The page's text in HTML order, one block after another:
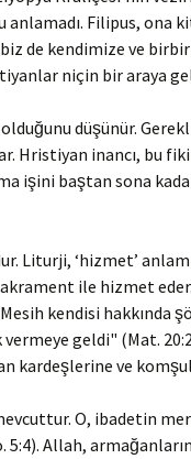
anlamadı. Filipus,
de kendimize ve
niçin bir araya
düşünür.
Hristiyan inancı, bu
baştan sona kadar
Liturji, ‘hizmet’
ile hizmet
kendisi hakkında
geldi" (Mat.
kardeşlerine ve
O, ibadetin
Allah,